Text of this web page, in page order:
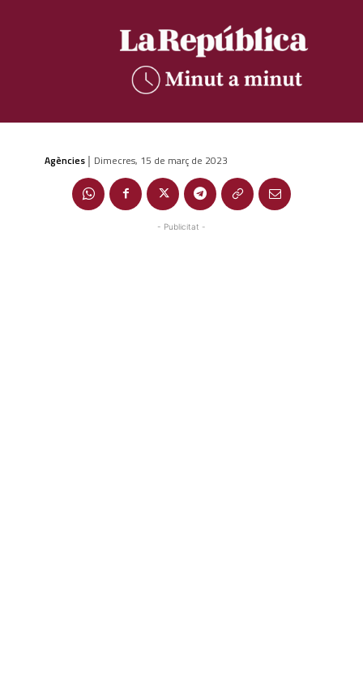
Agències | Dimecres, 15 de març de 2023
- Publicitat -